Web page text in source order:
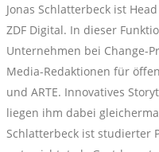
Jonas Schlatterbeck ist
ZDF Digital. In dieser
Unternehmen bei Change-
Media-Redaktionen für
und ARTE. Innovatives
liegen ihm dabei
Schlatterbeck ist studierter